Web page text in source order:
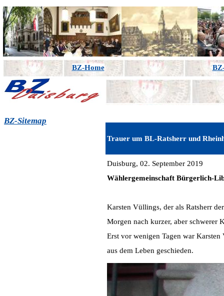
BZ-Home
BZ-Sitemap
Trauer um BL-Ratsherr und
Duisburg, 02. September 2019
Wählergemeinschaft Bürgerlich-
Karsten Vüllings, der als Ratsherr
Morgen nach kurzer, aber schwerer
Erst vor wenigen Tagen war
aus dem Leben geschieden.